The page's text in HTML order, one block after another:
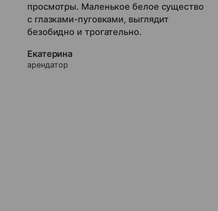
просмотры. Маленькое белое существо
с глазками-пуговками, выглядит
безобидно и трогательно.
Екатерина
арендатор